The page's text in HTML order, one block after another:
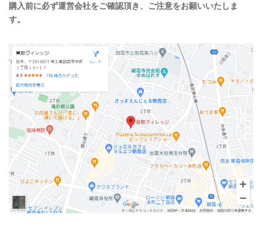
購入前に必ず運営会社をご確認頂き、ご注意をお願いいたしま
す。